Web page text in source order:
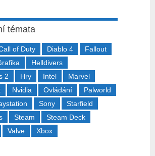
témata
of Duty Diablo 4
Fallout
Helldivers
2
Hry Intel
Marvel
Nvidia Ovládání
Palworld
Sony
Starfield
Steam
Steam Deck
Valve Xbox